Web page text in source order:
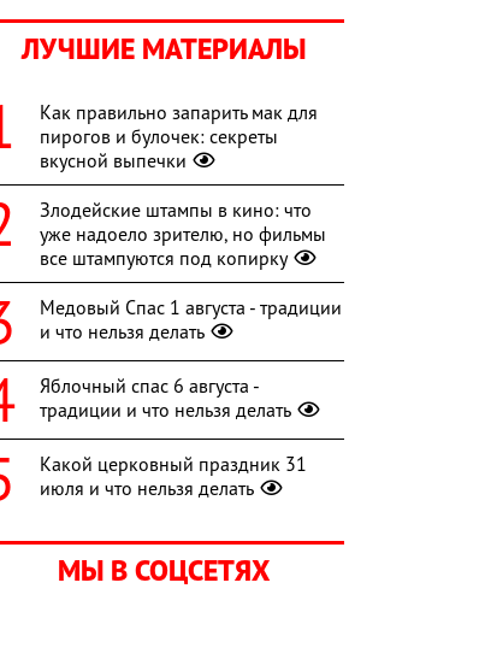
ЛУЧШИЕ МАТЕРИАЛЫ
Как правильно запарить мак для
пирогов и булочек: секреты
вкусной выпечки
Злодейские штампы в кино: что
уже надоело зрителю, но фильмы
все штампуются под копирку
Медовый Спас 1 августа - традиции
и что нельзя делать
Яблочный спас 6 августа -
традиции и что нельзя делать
Какой церковный праздник 31
июля и что нельзя делать
МЫ В СОЦСЕТЯХ